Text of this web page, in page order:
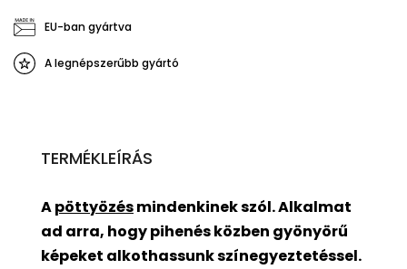
EU-ban gyártva
A legnépszerűbb gyártó
TERMÉKLEÍRÁS
Apöttyözésmindenkinek szól. Alkalmat
ad arra, hogy pihenés közben gyönyörű
képeket alkothassunk színegyeztetéssel.